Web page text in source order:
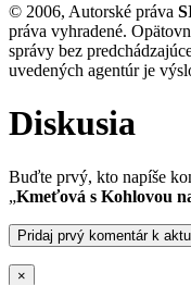
© 2006, Autorské práva
práva vyhradené.
správy bez
uvedených agentúr je
Diskusia
Buďte prvý, kto napíše
„Kmeťová s Kohlovou
Pridaj prvý komentár k
×